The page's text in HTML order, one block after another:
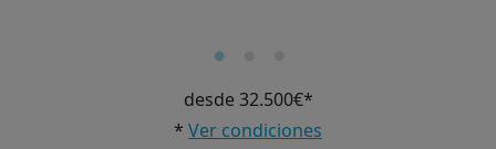
desde 32.500€*
* Ver condiciones